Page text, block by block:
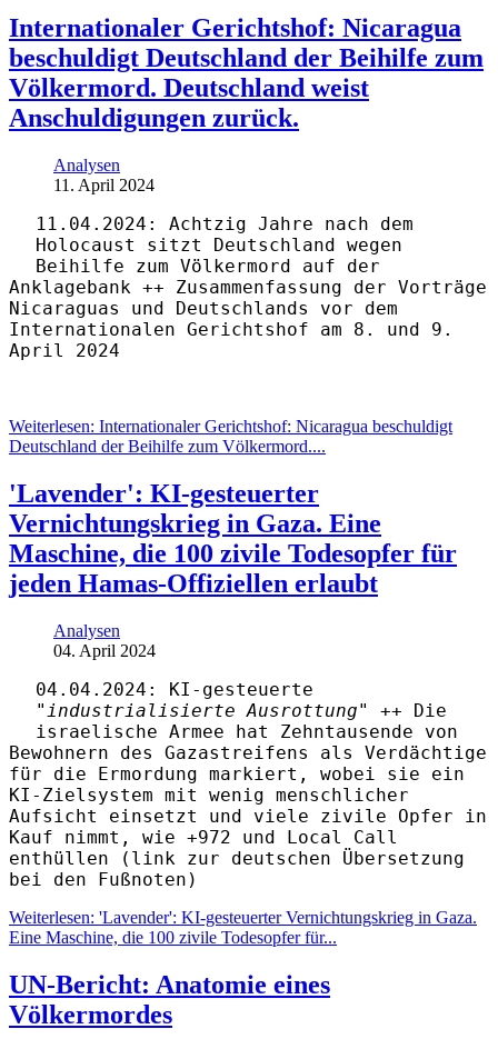
Internationaler Gerichtshof: Nicaragua
beschuldigt Deutschland der Beihilfe zum
Völkermord. Deutschland weist
Anschuldigungen zurück.
Analysen
11. April 2024
11.04.2024: Achtzig Jahre nach dem
Holocaust sitzt Deutschland wegen
Beihilfe zum Völkermord auf der
Anklagebank ++ Zusammenfassung der Vorträge
Nicaraguas und Deutschlands vor dem
Internationalen Gerichtshof am 8. und 9.
April 2024
Weiterlesen: Internationaler Gerichtshof: Nicaragua beschuldigt
Deutschland der Beihilfe zum Völkermord....
'Lavender': KI-gesteuerter
Vernichtungskrieg in Gaza. Eine
Maschine, die 100 zivile Todesopfer für
jeden Hamas-Offiziellen erlaubt
Analysen
04. April 2024
04.04.2024: KI-gesteuerte
" industrialisierte Ausrottung" ++ Die
israelische Armee hat Zehntausende von
Bewohnern des Gazastreifens als Verdächtige
für die Ermordung markiert, wobei sie ein
KI-Zielsystem mit wenig menschlicher
Aufsicht einsetzt und viele zivile Opfer in
Kauf nimmt, wie +972 und Local Call
enthüllen (link zur deutschen Übersetzung
bei den Fußnoten)
Weiterlesen: 'Lavender': KI-gesteuerter Vernichtungskrieg in Gaza.
Eine Maschine, die 100 zivile Todesopfer für...
UN-Bericht: Anatomie eines
Völkermordes